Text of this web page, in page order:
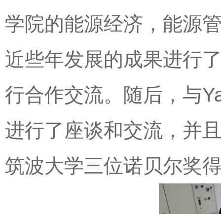
学院的能源经济，能源
近些年发展的成果进行
行合作交流。随后，与
进行了座谈和交流，并
筑波大学三位诺贝尔奖